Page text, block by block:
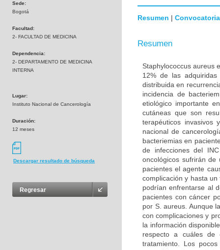
Sede:
Bogotá
Facultad:
2- FACULTAD DE MEDICINA
Dependencia:
2- DEPARTAMENTO DE MEDICINA
INTERNA
Lugar:
Instituto Nacional de Cancerología
Duración:
12 meses
Descargar resultado de búsqueda
Regresar
Resumen | Convocatoria
Resumen
Staphylococcus aureus
12% de las
distribuida en
incidencia de
etiológico importante
cutáneas que son
terapéuticos invasivos
nacional de
bacteriemias en
de infecciones del
oncológicos sufrirán
pacientes el agente
complicación y hasta
podrían enfrentarse al
pacientes con cáncer
por S. aureus. Aunque
con complicaciones y
la información
respecto a cuáles de
tratamiento. Los pocos